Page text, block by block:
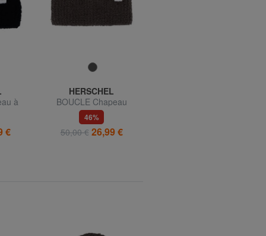
à
€
HERSCHEL
BOUCLE Chapeau
46%
50,00 € 26,99 €